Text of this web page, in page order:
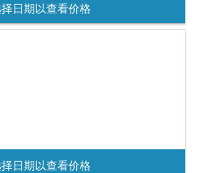
日期以查看价格
日期以查看价格